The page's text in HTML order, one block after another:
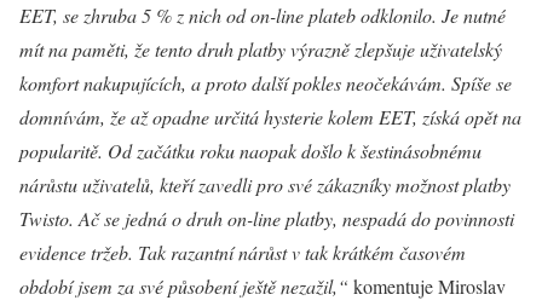
EET, se zhruba 5 % z nich od on-line plateb odklonilo. Je nutné
mít na paměti, že tento druh platby výrazně zlepšuje uživatelský
komfort nakupujících, a proto další pokles neočekávám. Spíše se
domnívám, že až opadne určitá hysterie kolem EET, získá opět na
popularitě. Od začátku roku naopak došlo k šestinásobnému
nárůstu uživatelů, kteří zavedli pro své zákazníky možnost platby
Twisto. Ač se jedná o druh on-line platby, nespadá do povinnosti
evidence tržeb. Tak razantní nárůst v tak krátkém časovém
období jsem za své působení ještě nezažil,“ komentuje Miroslav